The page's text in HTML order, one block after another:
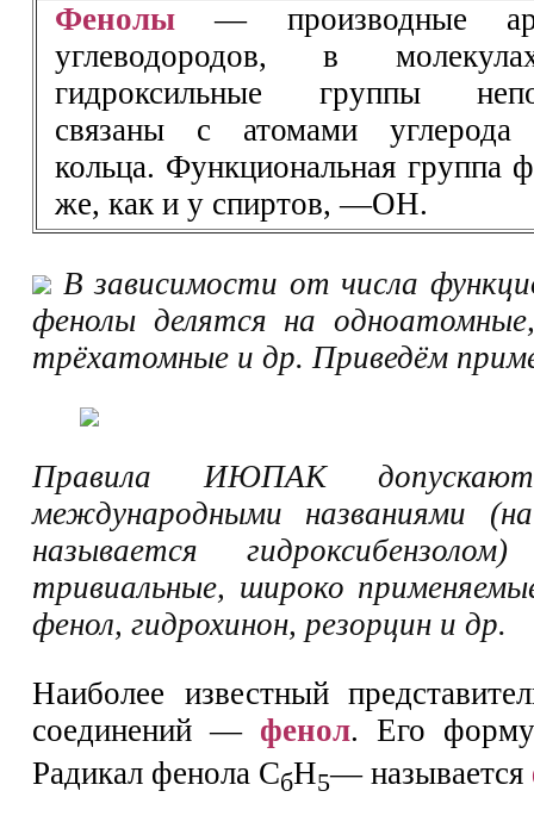
Фенолы — производные
углеводородов, в
гидроксильные группы
связаны с атомами углерода
кольца. Функциональная группа
же, как и у спиртов, —ОН.
В зависимости от числа
фенолы делятся на
трёхатомные и др. Приведём
Правила ИЮПАК
международными названиями
называется гидроксибензолом)
тривиальные, широко
фенол, гидрохинон, резорцин и др.
Наиболее известный
соединений — фенол. Его
Радикал фенола СбН5— называется